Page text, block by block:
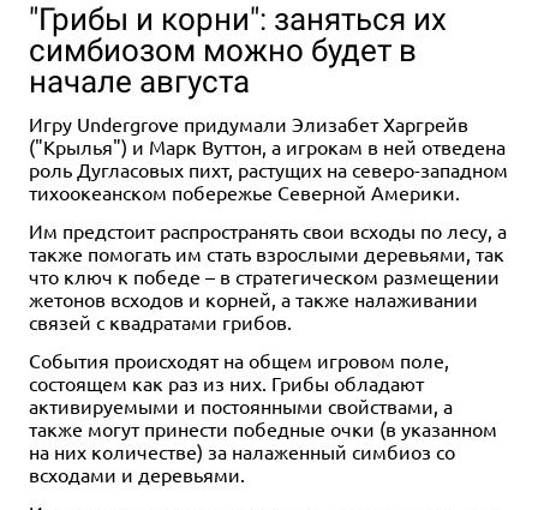
"Грибы и корни": заняться их
симбиозом можно будет в
начале августа
Игру Undergrove придумали Элизабет Харгрейв
("Крылья") и Марк Вуттон, а игрокам в ней отведена
роль Дугласовых пихт, растущих на северо-западном
тихоокеанском побережье Северной Америки.
Им предстоит распространять свои всходы по лесу, а
также помогать им стать взрослыми деревьями, так
что ключ к победе – в стратегическом размещении
жетонов всходов и корней, а также налаживании
связей с квадратами грибов.
События происходят на общем игровом поле,
состоящем как раз из них. Грибы обладают
активируемыми и постоянными свойствами, а
также могут принести победные очки (в указанном
на них количестве) за налаженный симбиоз со
всходами и деревьями.